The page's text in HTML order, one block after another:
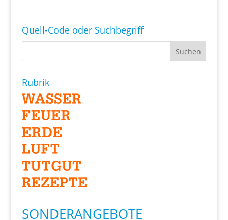
Quell-Code oder Suchbegriff
Rubrik
SONDERANGEBOTE